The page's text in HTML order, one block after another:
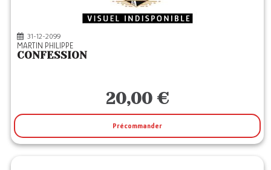
31-12-2099
MARTIN PHILIPPE
CONFESSION
20,00 €
Précommander